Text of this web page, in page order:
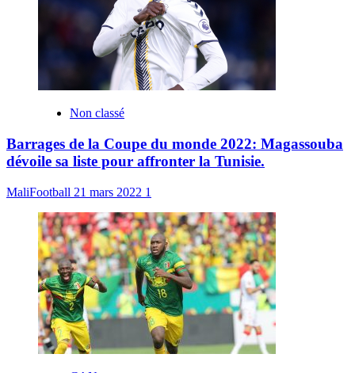
Non classé
Barrages de la Coupe du monde 2022: Magassouba
dévoile sa liste pour affronter la Tunisie.
MaliFootball 21 mars 2022 1